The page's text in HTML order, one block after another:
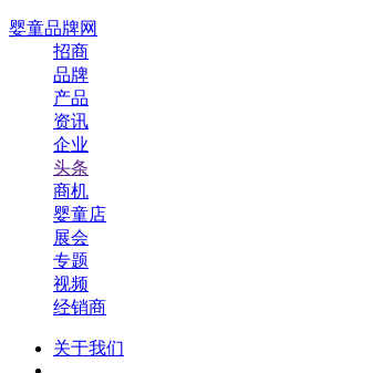
婴童品牌网
招商
品牌
产品
资讯
企业
头条
商机
婴童店
展会
专题
视频
经销商
关于我们